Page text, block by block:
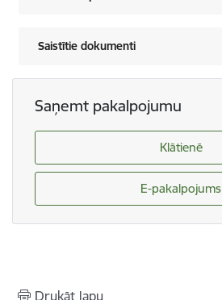
Saistītie dokumenti
Saņemt pakalpojumu
Klātienē
E-pakalpojums
Drukāt lapu